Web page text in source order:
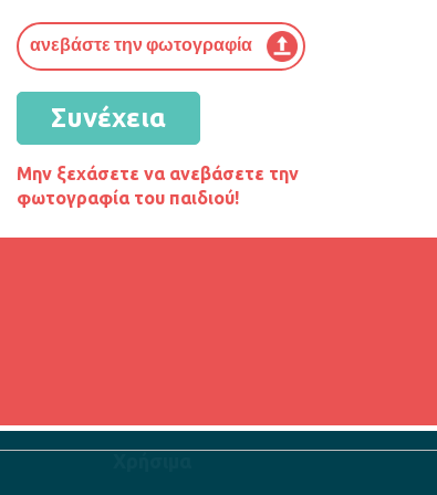
Συνέχεια
Μην ξεχάσετε να ανεβάσετε την
φωτογραφία του παιδιού!